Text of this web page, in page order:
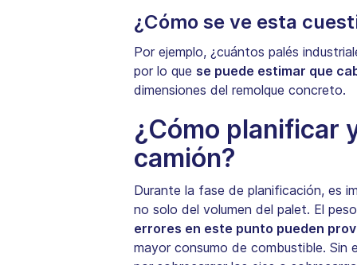
¿Cómo se ve esta
Por ejemplo, ¿cuántos palés
por lo que se puede estimar que
dimensiones del remolque concreto.
¿Cómo planificar
camión?
Durante la fase de planificación, es
no solo del volumen del palet. El
errores en este punto pueden
mayor consumo de combustible. Sin